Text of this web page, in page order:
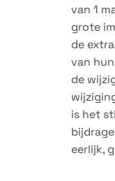
van 1
grote
de
van
de
is het
eerlijk,